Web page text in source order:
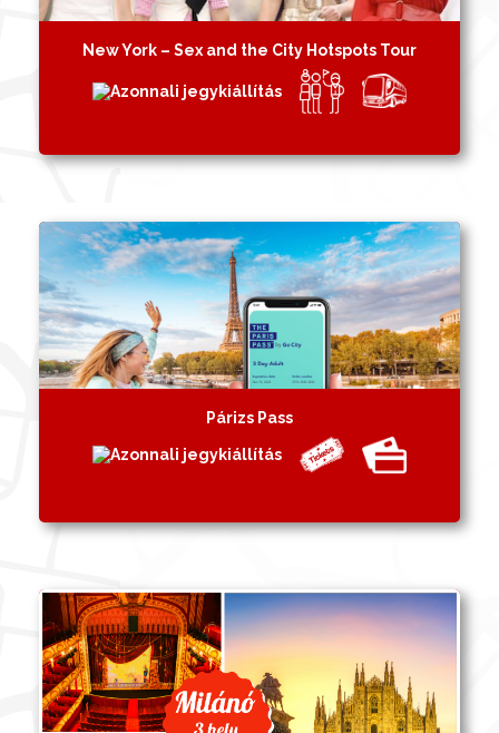
New York – Sex and the City Hotspots Tour
Párizs Pass